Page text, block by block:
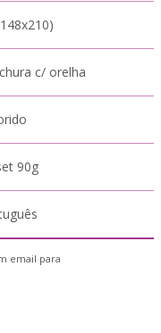
c/ orelha
90g
email para